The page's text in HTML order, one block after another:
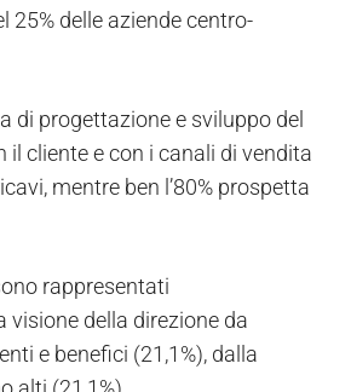
delle aziende centro-
di progettazione e sviluppo del
il cliente e con i canali di vendita
mentre ben l’80% prospetta
rappresentati
visione della direzione da
e benefici (21,1%), dalla